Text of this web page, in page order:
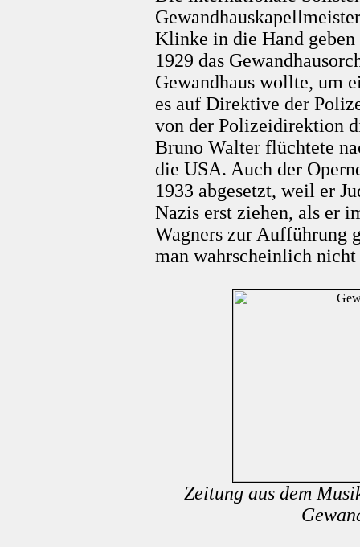
Klinke in die Hand
1929 das
Gewandhaus wollte, um
es auf Direktive der
von der Polizeidirektion
Bruno Walter flüchtete
die USA. Auch der
1933 abgesetzt, weil er
Nazis erst ziehen, als er
Wagners zur Aufführung
man wahrscheinlich
Zeitung aus dem